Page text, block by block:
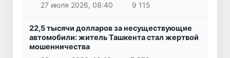
27 июля 2026, 08:40
9 115
22,5 тысячи долларов за несуществующие
автомобили: житель Ташкента стал жертвой
мошенничества